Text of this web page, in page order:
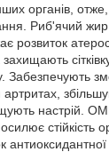
органів, отже,
Риб'ячий жир
розвиток
Забезпечують
настрій.
стійкість